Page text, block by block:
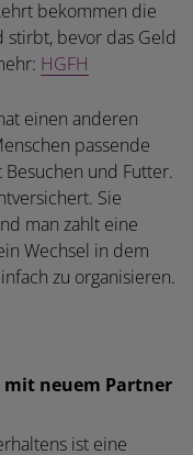
bekommen die
stirbt, bevor das Geld
HGFH
einen anderen
passende
und Futter.
Sie
man zahlt eine
Wechsel in dem
zu organisieren.
neuem Partner
ist eine